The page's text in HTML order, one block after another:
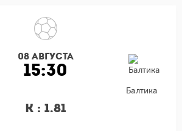
08 августа
15:30
Балтика
К : 1.81